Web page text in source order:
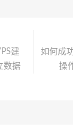
建
数据
如何成
操